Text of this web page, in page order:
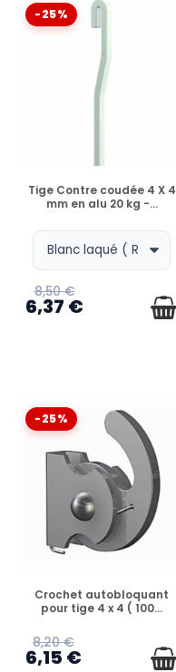
-25%
EN STOCK
Tige Contre coudée 4 X 4
mm en alu 20 kg -...
8,50 €
6,37 €
-25%
EN STOCK
Crochet autobloquant
pour tige 4 x 4 ( 100...
8,20 €
6,15 €